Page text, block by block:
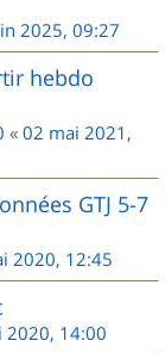
2025, 09:27
hebdo
« 02 mai 2021,
GTJ 5-7
2020, 12:45
2020, 14:00